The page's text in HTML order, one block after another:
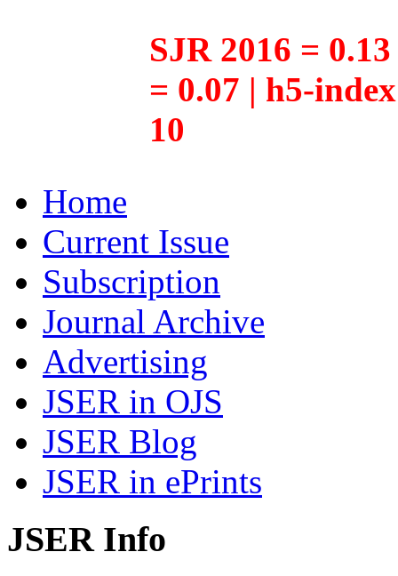
SJR 2016 =
= 0.07 | h5-
10
Home
Current Issue
Subscription
Journal Archive
Advertising
JSER in OJS
JSER Blog
JSER in ePrints
JSER Info